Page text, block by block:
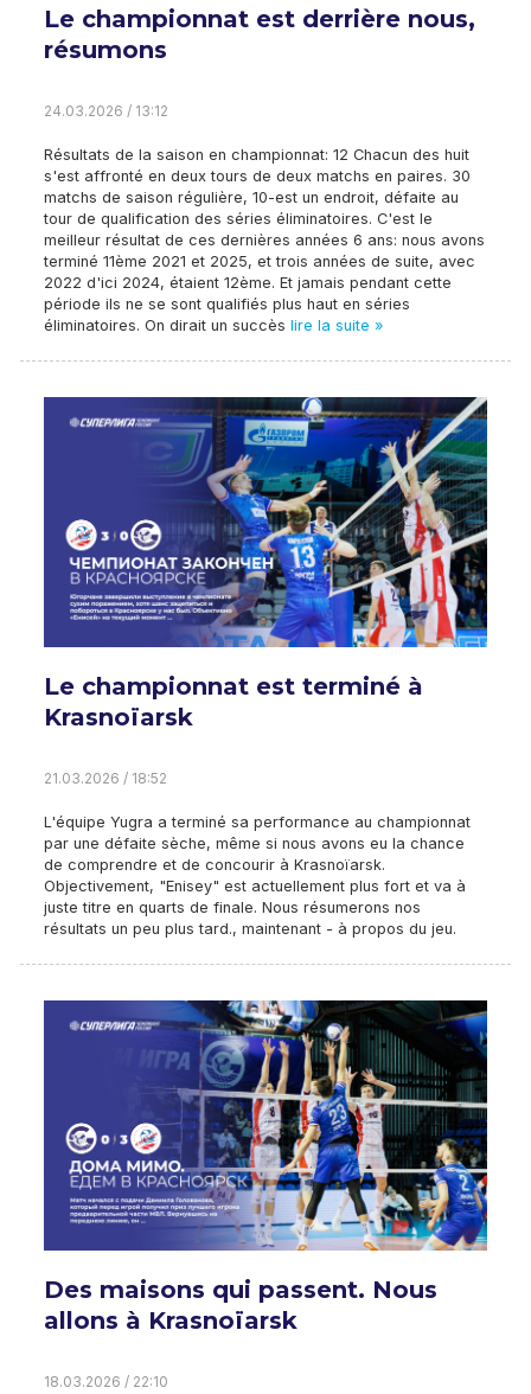
Le championnat est derrière nous,
résumons
24.03.2026 / 13:12
Résultats de la saison en championnat: 12 Chacun des huit
s'est affronté en deux tours de deux matchs en paires. 30
matchs de saison régulière, 10-est un endroit, défaite au
tour de qualification des séries éliminatoires. C'est le
meilleur résultat de ces dernières années 6 ans: nous avons
terminé 11ème 2021 et 2025, et trois années de suite, avec
2022 d'ici 2024, étaient 12ème. Et jamais pendant cette
période ils ne se sont qualifiés plus haut en séries
éliminatoires. On dirait un succès lire la suite »
Le championnat est terminé à
Krasnoïarsk
21.03.2026 / 18:52
L'équipe Yugra a terminé sa performance au championnat
par une défaite sèche, même si nous avons eu la chance
de comprendre et de concourir à Krasnoïarsk.
Objectivement, "Enisey" est actuellement plus fort et va à
juste titre en quarts de finale. Nous résumerons nos
résultats un peu plus tard., maintenant - à propos du jeu.
Des maisons qui passent. Nous
allons à Krasnoïarsk
18.03.2026 / 22:10